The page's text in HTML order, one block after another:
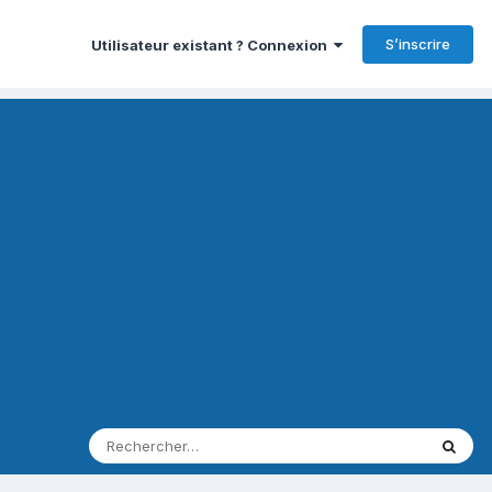
Utilisateur existant ? Connexion S’inscrire